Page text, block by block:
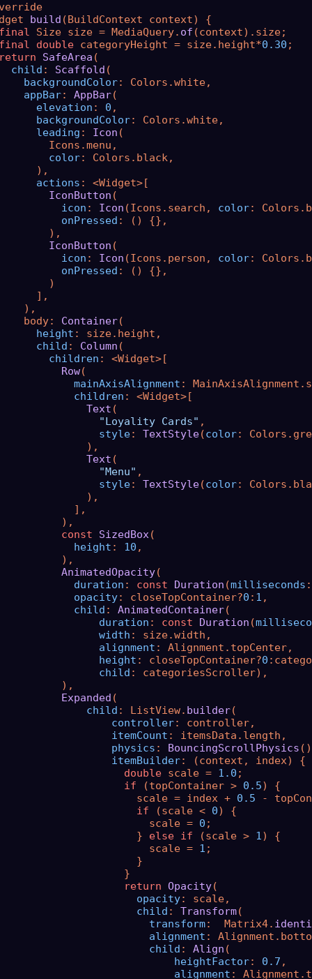
build (BuildContext context) {
Size size = MediaQuery. of (context).size;
double categoryHeight = size.height*0.30 ;
SafeArea (
child : Scaffold (
backgroundColor: Colors.white,
appBar: AppBar(
elevation : 0 ,
backgroundColor: Colors.white,
leading : Icon (
Icons.menu,
color: Colors.black,
),
actions : <Widget>[
IconButton (
icon : Icon (Icons.search, color:
onPressed : () {},
),
IconButton (
icon : Icon (Icons.person, color:
onPressed : () {},
)
],
),
body:
Container(
height : size.height,
child : Column (
children : <Widget>[
Row(
mainAxisAlignment :
children : <Widget>[
Text (
"Loyality Cards" ,
style: TextStyle(color:
),
Text (
"Menu" ,
style: TextStyle(color:
),
],
),
const
SizedBox(
height : 10 ,
),
AnimatedOpacity(
duration : const Duration (milliseconds
opacity: closeTopContainer?0 : 1 ,
child : AnimatedContainer(
duration : const Duration (
width : size.width,
alignment : Alignment.topCenter,
height : closeTopContainer?0
child : categoriesScroller),
),
Expanded (
child : ListView. builder(
controller: controller,
itemCount : itemsData.length,
physics : BouncingScrollPhysics
itemBuilder: (context, index) {
double scale = 1.0 ;
if (topContainer > 0.5) {
scale = index +
0.5 -
if (scale < 0) {
scale =
0 ;
}
else if (scale > 1) {
scale =
1 ;
}
}
return Opacity(
opacity: scale,
child : Transform(
transform:  Matrix4.
alignment :
child : Align (
heightFactor: 0.7 ,
alignment :